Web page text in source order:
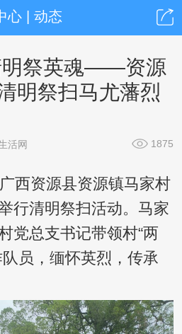
心 | 动态
明祭英魂——资源
明祭扫马尤藩烈
活网 1875
资源县资源镇马家村
行清明祭扫活动。马家
党总支书记带领村“两
员，缅怀英烈，传承